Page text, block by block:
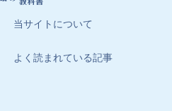
当サイトについて
よく読まれている記事